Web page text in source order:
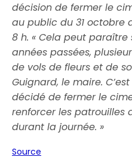
décision de fermer le
au public du 31 octobre
8 h. « Cela peut
années passées,
de vols de fleurs et de
Guignard, le maire.
décidé de fermer le
renforcer les patrouilles
durant la journée. »
Source